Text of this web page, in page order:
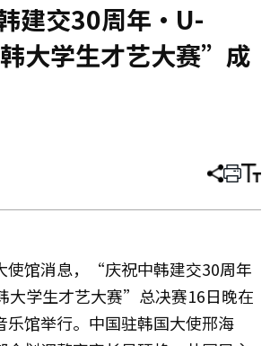
建交30周年·U-
大学生才艺大赛”成
分
章
打 调
小
使馆消息，“庆祝中韩建交30周年
大学生才艺大赛”总决赛16日晚在
乐馆举行。中国驻韩国大使邢海